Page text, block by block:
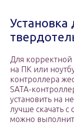
Для корректной
на ПК или
контроллера
SATA-
установить на
лучше скачать с
можно